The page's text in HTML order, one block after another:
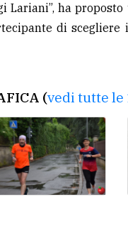
Lariani”, ha
di
(vedi tutte